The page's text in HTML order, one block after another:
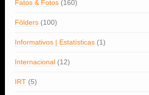
Fatos & Fotos (160)
Fôlders (100)
Informativos | Estatísticas (1)
Internacional (12)
IRT (5)